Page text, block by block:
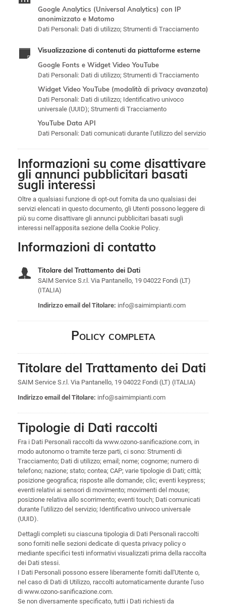
Google Analytics (Universal Analytics) con IP
anonimizzato e Matomo
Dati Personali: Dati di utilizzo; Strumenti di Tracciamento
Visualizzazione di contenuti da piattaforme esterne
Google Fonts e Widget Video YouTube
Dati Personali: Dati di utilizzo; Strumenti di Tracciamento
Widget Video YouTube (modalità di privacy avanzata)
Dati Personali: Dati di utilizzo; Identificativo univoco
universale (UUID); Strumenti di Tracciamento
YouTube Data API
Dati Personali: Dati comunicati durante l'utilizzo del servizio
Informazioni su come disattivare
gli annunci pubblicitari basati
sugli interessi
Oltre a qualsiasi funzione di opt-out fornita da uno qualsiasi dei
servizi elencati in questo documento, gli Utenti possono leggere di
più su come disattivare gli annunci pubblicitari basati sugli
interessi nell'apposita sezione della Cookie Policy.
Informazioni di contatto
Titolare del Trattamento dei Dati
SAIM Service S.r.l. Via Pantanello, 19 04022 Fondi (LT)
(ITALIA)
Indirizzo email del Titolare: info@saimimpianti.com
Policy completa
Titolare del Trattamento dei Dati
SAIM Service S.r.l. Via Pantanello, 19 04022 Fondi (LT) (ITALIA)
Indirizzo email del Titolare: info@saimimpianti.com
Tipologie di Dati raccolti
Fra i Dati Personali raccolti da www.ozono-sanificazione.com, in
modo autonomo o tramite terze parti, ci sono: Strumenti di
Tracciamento; Dati di utilizzo; email; nome; cognome; numero di
telefono; nazione; stato; contea; CAP; varie tipologie di Dati; città;
posizione geografica; risposte alle domande; clic; eventi keypress;
eventi relativi ai sensori di movimento; movimenti del mouse;
posizione relativa allo scorrimento; eventi touch; Dati comunicati
durante l'utilizzo del servizio; Identificativo univoco universale
(UUID).
Dettagli completi su ciascuna tipologia di Dati Personali raccolti
sono forniti nelle sezioni dedicate di questa privacy policy o
mediante specifici testi informativi visualizzati prima della raccolta
dei Dati stessi.
I Dati Personali possono essere liberamente forniti dall'Utente o,
nel caso di Dati di Utilizzo, raccolti automaticamente durante l'uso
di www.ozono-sanificazione.com.
Se non diversamente specificato, tutti i Dati richiesti da